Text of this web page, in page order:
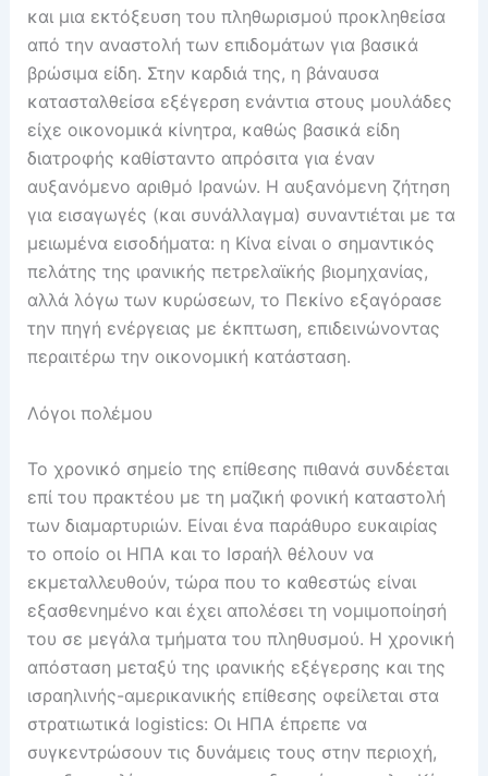
και μια εκτόξευση του πληθωρισμού προκληθείσα
από την αναστολή των επιδομάτων για βασικά
βρώσιμα είδη. Στην καρδιά της, η βάναυσα
κατασταλθείσα εξέγερση ενάντια στους μουλάδες
είχε οικονομικά κίνητρα, καθώς βασικά είδη
διατροφής καθίσταντο απρόσιτα για έναν
αυξανόμενο αριθμό Ιρανών. Η αυξανόμενη ζήτηση
για εισαγωγές (και συνάλλαγμα) συναντιέται με τα
μειωμένα εισοδήματα: η Κίνα είναι ο σημαντικός
πελάτης της ιρανικής πετρελαϊκής βιομηχανίας,
αλλά λόγω των κυρώσεων, το Πεκίνο εξαγόρασε
την πηγή ενέργειας με έκπτωση, επιδεινώνοντας
περαιτέρω την οικονομική κατάσταση.
Λόγοι πολέμου
Το χρονικό σημείο της επίθεσης πιθανά συνδέεται
επί του πρακτέου με τη μαζική φονική καταστολή
των διαμαρτυριών. Είναι ένα παράθυρο ευκαιρίας
το οποίο οι ΗΠΑ και το Ισραήλ θέλουν να
εκμεταλλευθούν, τώρα που το καθεστώς είναι
εξασθενημένο και έχει απολέσει τη νομιμοποίησή
του σε μεγάλα τμήματα του πληθυσμού. Η χρονική
απόσταση μεταξύ της ιρανικής εξέγερσης και της
ισραηλινής-αμερικανικής επίθεσης οφείλεται στα
στρατιωτικά logistics: Οι ΗΠΑ έπρεπε να
συγκεντρώσουν τις δυνάμεις τους στην περιοχή,